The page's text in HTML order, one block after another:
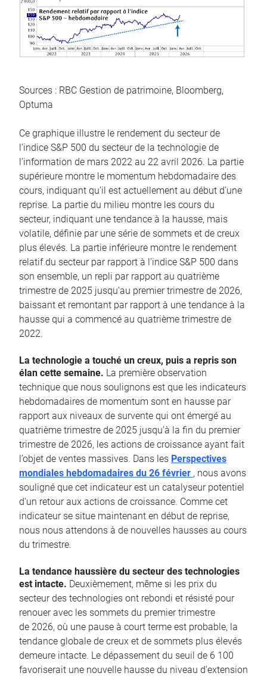
Sources : RBC Gestion de patrimoine, Bloomberg,
Optuma
Ce graphique illustre le rendement du secteur de
l’indice S&P 500 du secteur de la technologie de
l’information de mars 2022 au 22 avril 2026. La partie
supérieure montre le momentum hebdomadaire des
cours, indiquant qu’il est actuellement au début d’une
reprise. La partie du milieu montre les cours du
secteur, indiquant une tendance à la hausse, mais
volatile, définie par une série de sommets et de creux
plus élevés. La partie inférieure montre le rendement
relatif du secteur par rapport à l’indice S&P 500 dans
son ensemble, un repli par rapport au quatrième
trimestre de 2025 jusqu’au premier trimestre de 2026,
baissant et remontant par rapport à une tendance à la
hausse qui a commencé au quatrième trimestre de
2022.
La technologie a touché un creux, puis a repris son
élan cette semaine. La première observation
technique que nous soulignons est que les indicateurs
hebdomadaires de momentum sont en hausse par
rapport aux niveaux de survente qui ont émergé au
quatrième trimestre de 2025 jusqu’à la fin du premier
trimestre de 2026, les actions de croissance ayant fait
l’objet de ventes massives. Dans les Perspectives
mondiales hebdomadaires du 26 février , nous avons
souligné que cet indicateur est un catalyseur potentiel
d’un retour aux actions de croissance. Comme cet
indicateur se situe maintenant en début de reprise,
nous nous attendons à de nouvelles hausses au cours
du trimestre.
La tendance haussière du secteur des technologies
est intacte. Deuxièmement, même si les prix du
secteur des technologies ont rebondi et résisté pour
renouer avec les sommets du premier trimestre
de 2026, où une pause à court terme est probable, la
tendance globale de creux et de sommets plus élevés
demeure intacte. Le dépassement du seuil de 6 100
favoriserait une nouvelle hausse du niveau d’extension